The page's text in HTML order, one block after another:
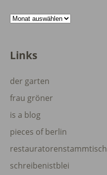
Archiv
Links
der garten
frau gröner
is a blog
pieces of berlin
restauratorenstammtisch
schreibenistblei